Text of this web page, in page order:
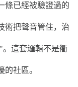
已經被驗證過的
術把聲音管住，治
這套邏輯不是衢
社區。